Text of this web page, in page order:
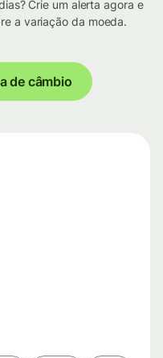
Crie um alerta agora e
a variação da moeda.
de câmbio